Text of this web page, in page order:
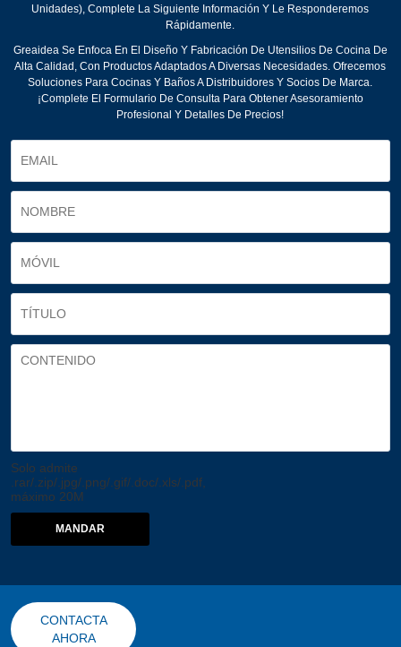
Unidades), Complete La Siguiente Información Y Le Responderemos
Rápidamente.
Greaidea Se Enfoca En El Diseño Y Fabricación De Utensilios De Cocina De
Alta Calidad, Con Productos Adaptados A Diversas Necesidades. Ofrecemos
Soluciones Para Cocinas Y Baños A Distribuidores Y Socios De Marca.
¡Complete El Formulario De Consulta Para Obtener Asesoramiento
Profesional Y Detalles De Precios!
Solo admite
.rar/.zip/.jpg/.png/.gif/.doc/.xls/.pdf,
máximo 20M
MANDAR
CONTACTA
AHORA